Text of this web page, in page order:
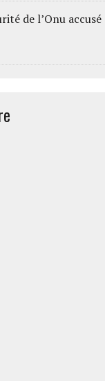
de l’Onu